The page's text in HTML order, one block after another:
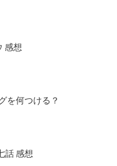
感想
を何つける？
話 感想